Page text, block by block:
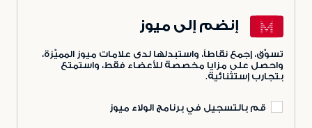
إنضم إلى ميوز
تسوّق، إجمع نقاطاً، واستبدلها لدى علامات ميوز المميّزة،
واحصل على مزايا مخصصة للأعضاء فقط، واستمتع
بتجارب إستثنائية.
قم بالتسجيل في برنامج الولاء ميوز